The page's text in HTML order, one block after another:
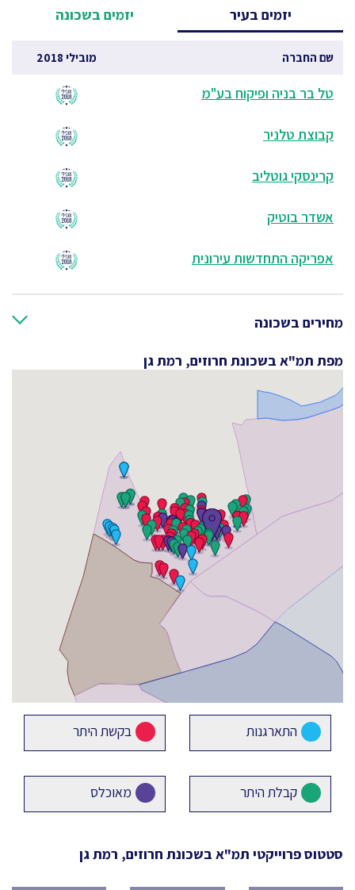
יזמים בעיר יזמים בשכונה
שם החברה מובילי 2018
טל בר בניה ופיקוח בע"מ
קבוצת טלניר
קרינסקי גוטליב
אשדר בוטיק
אפריקה התחדשות עירונית
מחירים בשכונה
מפת תמ"א בשכונת חרוזים, רמת גן
התארגנות בקשת היתר
קבלת היתר מאוכלס
סטטוס פרוייקטי תמ"א בשכונת חרוזים, רמת גן